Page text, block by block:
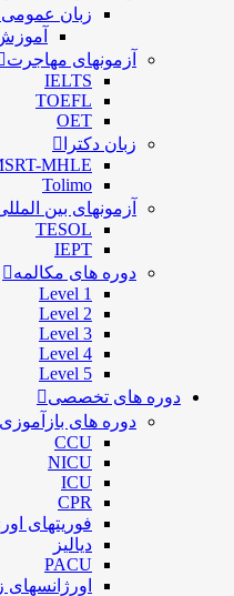
زبان
آزمونهای مهاجرت
IELTS
TOEFL
OET
زبان دکترا
MHLE
Tolimo
آزمونهای بین
TESOL
IEPT
دوره های مکالمه
Level 1
Level 2
Level 3
Level 4
Level 5
دوره های تخصصی
دوره های بازآموزی
CCU
NICU
ICU
CPR
فوریتهای
دیالیز
PACU
اورژانسهای